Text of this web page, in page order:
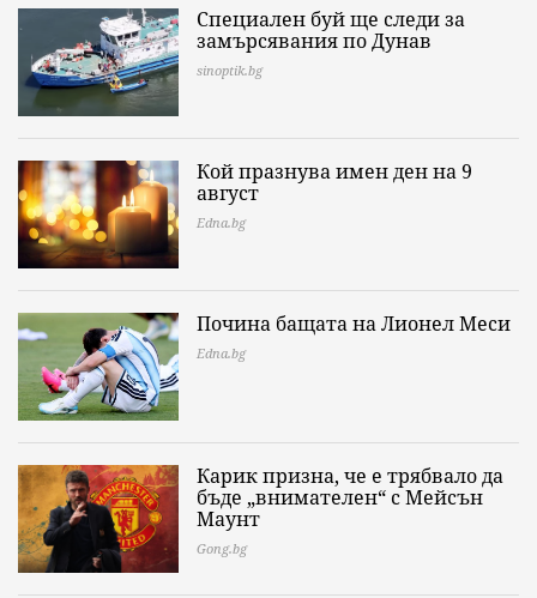
Специален буй ще следи за
замърсявания по Дунав
sinoptik.bg
Кой празнува имен ден на 9
август
Edna.bg
Почина бащата на Лионел Меси
Edna.bg
Карик призна, че е трябвало да
бъде „внимателен“ с Мейсън
Маунт
Gong.bg